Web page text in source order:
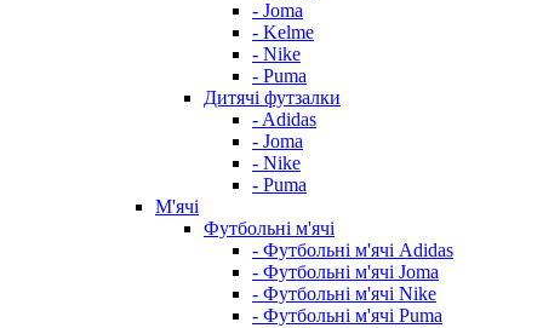
- Joma
- Kelme
- Nike
- Puma
Дитячі футзалки
- Adidas
- Joma
- Nike
- Puma
М'ячі
Футбольні м'ячі
- Футбольні м'ячі Adidas
- Футбольні м'ячі Joma
- Футбольні м'ячі Nike
- Футбольні м'ячі Puma